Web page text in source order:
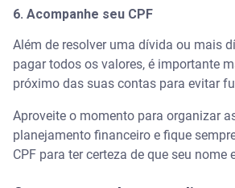
6. Acompanhe seu CPF
Além de resolver uma dívida ou mais
pagar todos os valores, é importante
próximo das suas contas para evitar
Aproveite o momento para organizar
planejamento financeiro e fique
CPF para ter certeza de que seu nome